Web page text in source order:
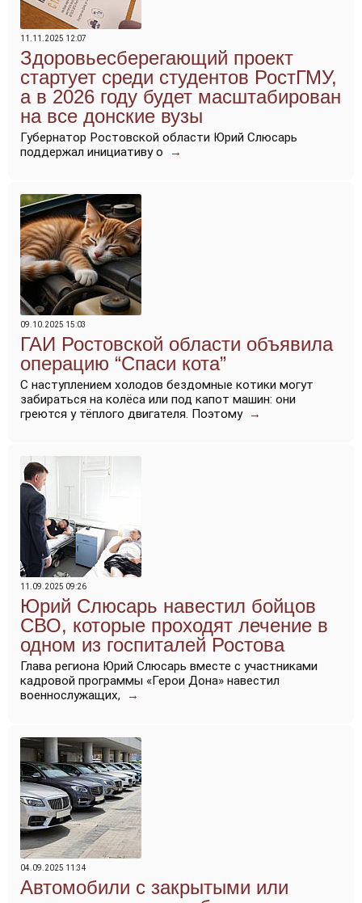
11.11.2025 12:07
Здоровьесберегающий проект
стартует среди студентов РостГМУ,
а в 2026 году будет масштабирован
на все донские вузы
Губернатор Ростовской области Юрий Слюсарь
поддержал инициативу о
→
09.10.2025 15:03
ГАИ Ростовской области объявила
операцию “Спаси кота”
С наступлением холодов бездомные котики могут
забираться на колёса или под капот машин: они
греются у тёплого двигателя. Поэтому →
11.09.2025 09:26
Юрий Слюсарь навестил бойцов
СВО, которые проходят лечение в
одном из госпиталей Ростова
Глава региона Юрий Слюсарь вместе с участниками
кадровой программы «Герои Дона» навестил
военнослужащих,
→
04.09.2025 11:34
Автомобили с закрытыми или